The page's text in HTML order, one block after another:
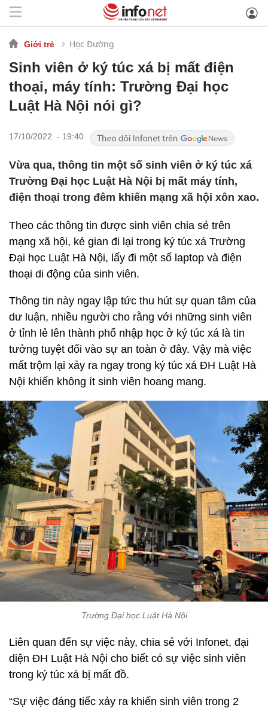
Giới trẻ Học Đường
Sinh viên ở ký túc xá bị mất điện
thoại, máy tính: Trường Đại học
Luật Hà Nội nói gì?
17/10/2022 - 19:40
Vừa qua, thông tin một số sinh viên ở ký túc xá
Trường Đại học Luật Hà Nội bị mất máy tính,
điện thoại trong đêm khiến mạng xã hội xôn xao.
Theo các thông tin được sinh viên chia sẻ trên
mạng xã hội, kẻ gian đi lại trong ký túc xá Trường
Đại học Luật Hà Nội, lấy đi một số laptop và điện
thoại di động của sinh viên.
Thông tin này ngay lập tức thu hút sự quan tâm của
dư luận, nhiều người cho rằng với những sinh viên
ở tỉnh lẻ lên thành phố nhập học ở ký túc xá là tin
tưởng tuyệt đối vào sự an toàn ở đây. Vậy mà việc
mất trộm lại xảy ra ngay trong ký túc xá ĐH Luật Hà
Nội khiến không ít sinh viên hoang mang.
Trường Đại học Luật Hà Nội
Liên quan đến sự việc này, chia sẻ với Infonet, đại
diện ĐH Luật Hà Nội cho biết có sự việc sinh viên
trong ký túc xá bị mất đồ.
“Sự việc đáng tiếc xảy ra khiến sinh viên trong 2